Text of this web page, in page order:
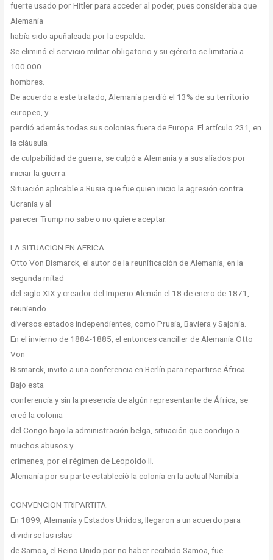
fuerte usado por Hitler para acceder al poder, pues consideraba que
Alemania
había sido apuñaleada por la espalda.
Se eliminó el servicio militar obligatorio y su ejército se limitaría a
100.000
hombres.
De acuerdo a este tratado, Alemania perdió el 13% de su territorio
europeo, y
perdió además todas sus colonias fuera de Europa. El artículo 231, en
la cláusula
de culpabilidad de guerra, se culpó a Alemania y a sus aliados por
iniciar la guerra.
Situación aplicable a Rusia que fue quien inicio la agresión contra
Ucrania y al
parecer Trump no sabe o no quiere aceptar.
LA SITUACION EN AFRICA.
Otto Von Bismarck, el autor de la reunificación de Alemania, en la
segunda mitad
del siglo XIX y creador del Imperio Alemán el 18 de enero de 1871,
reuniendo
diversos estados independientes, como Prusia, Baviera y Sajonia.
En el invierno de 1884-1885, el entonces canciller de Alemania Otto
Von
Bismarck, invito a una conferencia en Berlín para repartirse África.
Bajo esta
conferencia y sin la presencia de algún representante de África, se
creó la colonia
del Congo bajo la administración belga, situación que condujo a
muchos abusos y
crímenes, por el régimen de Leopoldo II.
Alemania por su parte estableció la colonia en la actual Namibia.
CONVENCION TRIPARTITA.
En 1899, Alemania y Estados Unidos, llegaron a un acuerdo para
dividirse las islas
de Samoa, el Reino Unido por no haber recibido Samoa, fue